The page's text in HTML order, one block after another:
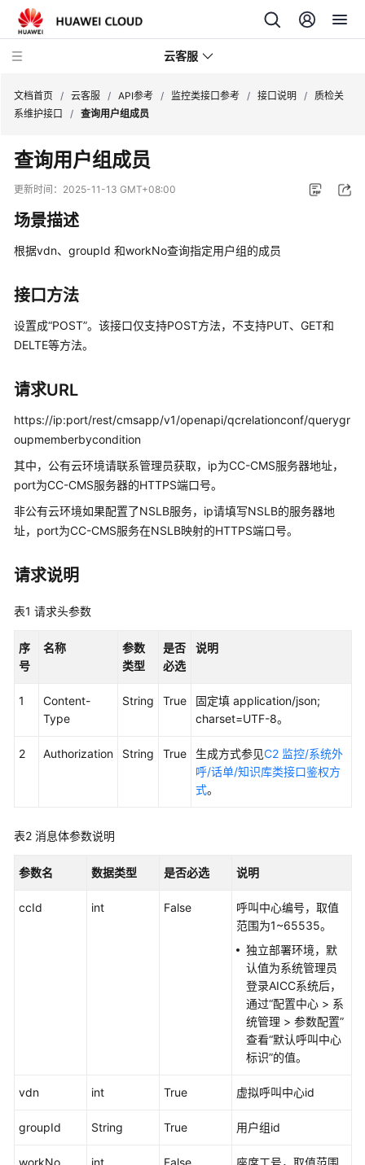
云客服
产
品
介
速
门
用
户
南
价
格
明
开
发
南
API
参
口
鉴
方
配
类
口
文档首页 / 云客服 / API参考 / 监控类接口参考 / 接口说明 / 质检关
系维护接口
/ 查询用户组成员
查询用户组成员
更新时间： 2025-11-13 GMT+08:00
场景描述
根据vdn、groupId 和workNo查询指定用户组的成员
接口方法
设置成“POST”。该接口仅支持POST方法，不支持PUT、GET和
DELTE等方法。
请求URL
https://ip:port/rest/cmsapp/v1/openapi/qcrelationconf/querygr
oupmemberbycondition
其中，公有云环境请联系管理员获取，ip为CC-CMS服务器地址，
port为CC-CMS服务器的HTTPS端口号。
非公有云环境如果配置了NSLB服务，ip请填写NSLB的服务器地
址，port为CC-CMS服务在NSLB映射的HTTPS端口号。
请求说明
表1 请求头参数
序
号
名称
参数
类型
是否
必选
说明
1
Content-
Type
String True
固定填 application/json;
charset=UTF-8。
2 Authorization String True 生成方式参见C2 监控/系统外
呼/话单/知识库类接口鉴权方
式。
表2 消息体参数说明
参数名 数据类型 是否必选 说明
ccId int False
呼叫中心编号，取值
范围为1~65535。
独立部署环境，默
认值为系统管理员
登录AICC系统后，
通过“配置中心 > 系
统管理 > 参数配置”
查看“默认呼叫中心
标识”的值。
vdn int True 虚拟呼叫中心id
groupId String True 用户组id
workNo int False
座席工号，取值范围